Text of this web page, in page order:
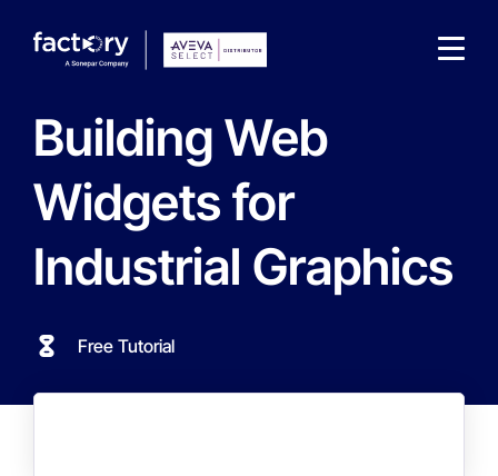
Qu'est-ce que vous cherchez ?
Building Web
Widgets for
Industrial Graphics
Free Tutorial